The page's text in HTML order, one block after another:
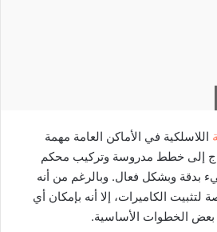
اللاسلكية في الأماكن العامة مهمة
إلى خطط مدروسة وتركيب محكم
وبشكل فعال. وبالرغم من أنه
الكاميرات، إلا أنه بإمكان أي
بعض الخطوات الأساسية.